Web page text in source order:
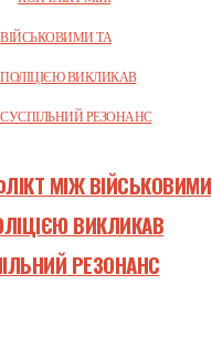
МІЖ ВІЙСЬКОВИМИ
ВИКЛИКАВ
РЕЗОНАНС